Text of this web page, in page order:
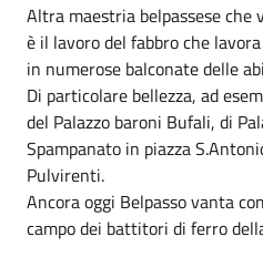
Altra maestria belpassese che
è il lavoro del fabbro che
in numerose balconate delle
Di particolare bellezza, ad
del Palazzo baroni Bufali, di
Spampanato in piazza
Pulvirenti.
Ancora oggi Belpasso vanta
campo dei battitori di ferro